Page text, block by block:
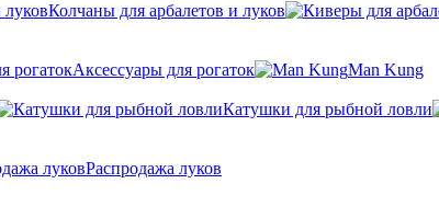
Колчаны для арбалетов и луков
Аксессуары для рогаток
Man Kung
Катушки для рыбной ловли
Распродажа луков